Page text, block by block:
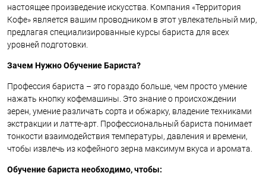
настоящее произведение искусства. Компания «Территория
Кофе» является вашим проводником в этот увлекательный мир,
предлагая специализированные курсы бариста для всех
уровней подготовки.
Зачем Нужно Обучение Бариста?
Профессия бариста – это гораздо больше, чем просто умение
нажать кнопку кофемашины. Это знание о происхождении
зерен, умение различать сорта и обжарку, владение техниками
экстракции и латте-арт. Профессиональный бариста понимает
тонкости взаимодействия температуры, давления и времени,
чтобы извлечь из кофейного зерна максимум вкуса и аромата.
Обучение бариста необходимо, чтобы: